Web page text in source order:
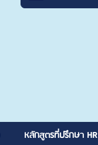
หลักสูตรที่ปรึกษา HR